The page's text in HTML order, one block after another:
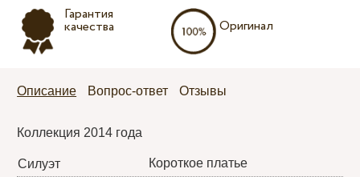
Гарантия
качества Оригинал
Описание Вопрос-ответ Отзывы
Коллекция 2014 года
Силуэт
Короткое платье